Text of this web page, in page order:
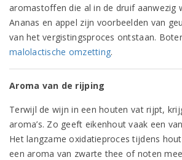
aromastoffen die al in de druif aanwezig
Ananas en appel zijn voorbeelden van
van het vergistingsproces ontstaan.
malolactische omzetting.
Aroma van de rijping
Terwijl de wijn in een houten vat rijpt,
aroma’s. Zo geeft eikenhout vaak een
Het langzame oxidatieproces tijdens
een aroma van zwarte thee of noten